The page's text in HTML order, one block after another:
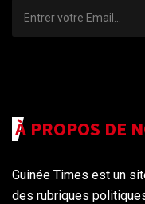
À PROPOS DE
Guinée Times est un
des rubriques